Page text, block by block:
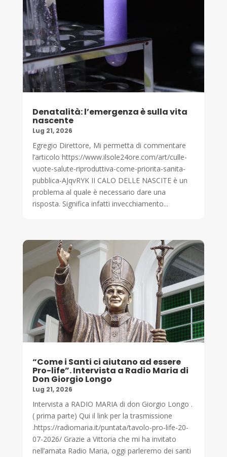
Denatalità: l’emergenza è sulla vita
nascente
Lug 21, 2026
Egregio Direttore, Mi permetta di commentare
l’articolo https://www.ilsole24ore.com/art/culle-
vuote-salute-riproduttiva-come-priorita-sanita-
pubblica-AJqvRYK II CALO DELLE NASCITE è un
problema al quale è necessario dare una
risposta. Significa infatti invecchiamento...
“Come i Santi ci aiutano ad essere
Pro-life”. Intervista a Radio Maria di
Don Giorgio Longo
Lug 21, 2026
Intervista a RADIO MARIA di don Giorgio Longo .
( prima parte) Qui il link per la trasmissione
.https://radiomaria.it/puntata/tavolo-pro-life-20-
07-2026/ Grazie a Vittoria che mi ha invitato
nell’amata Radio Maria, oggi parleremo dei santi